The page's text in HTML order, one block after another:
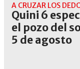
A CRUZAR LOS
Quini 6
el pozo del
5 de agosto